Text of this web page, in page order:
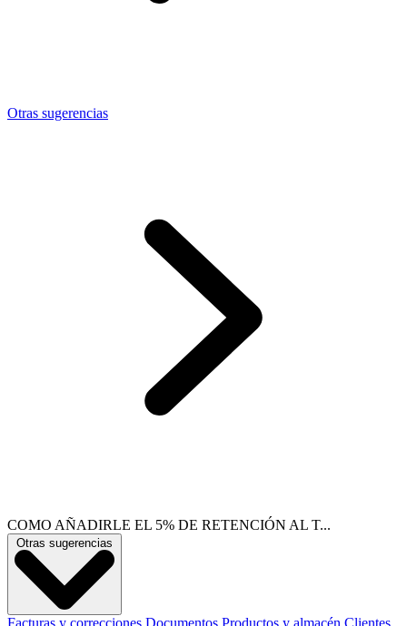
Otras sugerencias
COMO AÑADIRLE EL 5% DE RETENCIÓN AL T...
Otras sugerencias